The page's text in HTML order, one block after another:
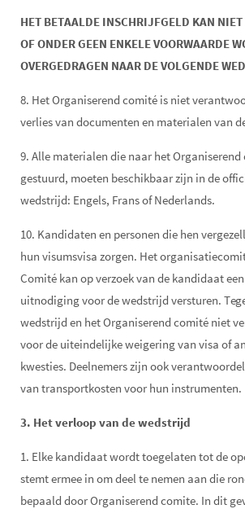
HET BETAALDE INSCHRIJFGELD KAN
OF ONDER GEEN ENKELE VOORWAARDE
OVERGEDRAGEN NAAR DE VOLGENDE
8. Het Organiserend comité is niet
verlies van documenten en materialen van
9. Alle materialen die naar het
gestuurd, moeten beschikbaar zijn in de
wedstrijd: Engels, Frans of Nederlands.
10. Kandidaten en personen die hen
hun visumsvisa zorgen. Het
Comité kan op verzoek van de kandidaat
uitnodiging voor de wedstrijd versturen.
wedstrijd en het Organiserend comité niet
voor de uiteindelijke weigering van visa of
kwesties. Deelnemers zijn ook
van transportkosten voor hun instrumenten.
3. Het verloop van de wedstrijd
1. Elke kandidaat wordt toegelaten tot de
stemt ermee in om deel te nemen aan die
bepaald door Organiserend comite. In dit